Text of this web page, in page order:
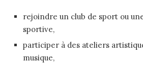
rejoindre un club de sport ou
sportive,
participer à des ateliers
musique,